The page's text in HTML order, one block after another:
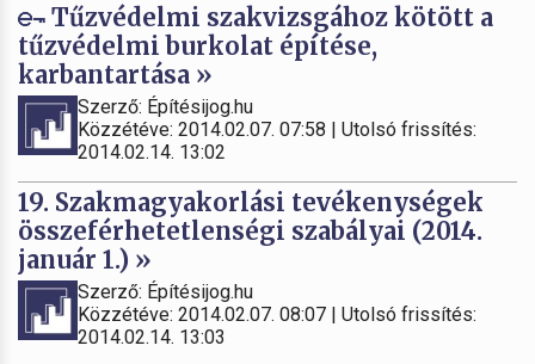
Tűzvédelmi szakvizsgához kötött a
tűzvédelmi burkolat építése,
karbantartása »
Szerző: Építésijog.hu
Közzétéve: 2014.02.07. 07:58 | Utolsó frissítés:
2014.02.14. 13:02
19. Szakmagyakorlási tevékenységek
összeférhetetlenségi szabályai (2014.
január 1.) »
Szerző: Építésijog.hu
Közzétéve: 2014.02.07. 08:07 | Utolsó frissítés:
2014.02.14. 13:03